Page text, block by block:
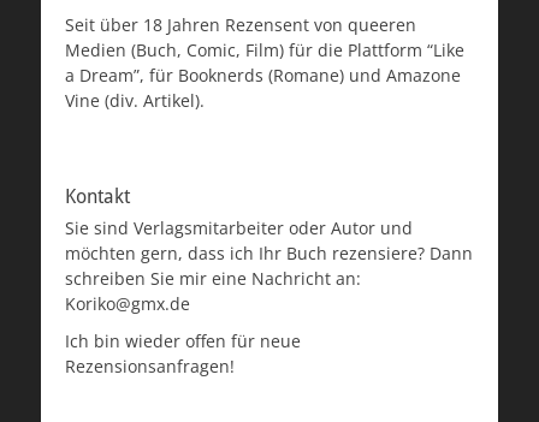
Seit über 18 Jahren Rezensent von queeren
Medien (Buch, Comic, Film) für die Plattform “Like
a Dream”, für Booknerds (Romane) und Amazone
Vine (div. Artikel).
Kontakt
Sie sind Verlagsmitarbeiter oder Autor und
möchten gern, dass ich Ihr Buch rezensiere? Dann
schreiben Sie mir eine Nachricht an:
Koriko@gmx.de
Ich bin wieder offen für neue
Rezensionsanfragen!